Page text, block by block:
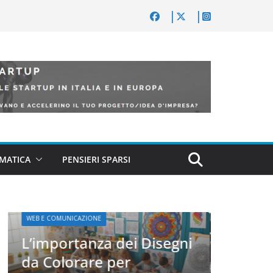
PENSIERI SPARSI
WEB E COMUNICAZIONE